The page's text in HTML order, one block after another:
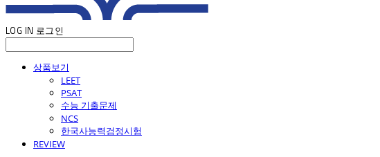
LOG IN 로그인
상품보기
LEET
PSAT
수능 기출문제
NCS
한국사능력검정시험
REVIEW